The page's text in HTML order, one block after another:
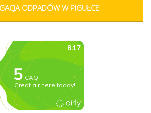
ODPADÓW W PIGUŁCE